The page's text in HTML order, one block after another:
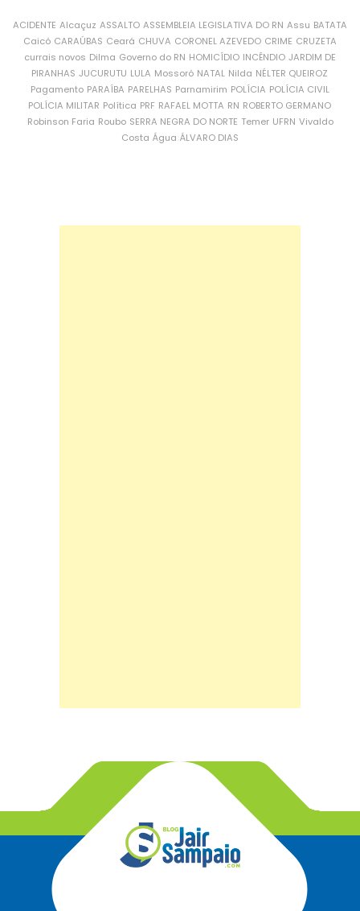
ACIDENTE Alcaçuz ASSALTO ASSEMBLEIA LEGISLATIVA DO RN Assu BATATA
Caicó CARAÚBAS Ceará CHUVA CORONEL AZEVEDO CRIME CRUZETA
currais novos Dilma Governo do RN HOMICÍDIO INCÊNDIO JARDIM DE
PIRANHAS JUCURUTU LULA Mossoró NATAL Nilda NÉLTER QUEIROZ
Pagamento PARAÍBA PARELHAS Parnamirim POLÍCIA POLÍCIA CIVIL
POLÍCIA MILITAR Política PRF RAFAEL MOTTA RN ROBERTO GERMANO
Robinson Faria Roubo SERRA NEGRA DO NORTE Temer UFRN Vivaldo
Costa Água ÁLVARO DIAS